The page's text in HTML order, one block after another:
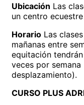
Ubicación Las
un centro
Horario Las
mañanas entre
equitación
veces por
desplazamiento).
CURSO PLUS